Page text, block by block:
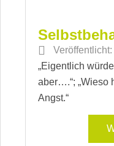
Veröffentlicht:
„Eigentlich
aber….“; „Wieso
Angst.“